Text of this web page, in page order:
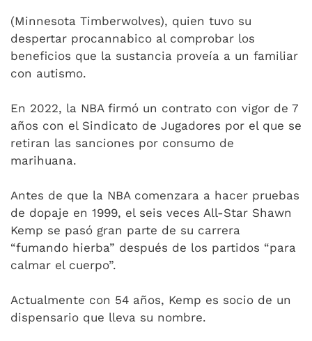
(Minnesota Timberwolves), quien tuvo su
despertar procannabico al comprobar los
beneficios que la sustancia proveía a un familiar
con autismo.
En 2022, la NBA firmó un contrato con vigor de 7
años con el Sindicato de Jugadores por el que se
retiran las sanciones por consumo de
marihuana.
Antes de que la NBA comenzara a hacer pruebas
de dopaje en 1999, el seis veces All-Star Shawn
Kemp se pasó gran parte de su carrera
“fumando hierba” después de los partidos “para
calmar el cuerpo”.
Actualmente con 54 años, Kemp es socio de un
dispensario que lleva su nombre.